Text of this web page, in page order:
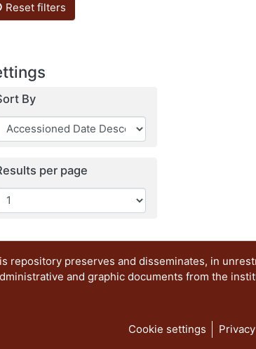
Reset filters
By
per page
repository preserves and disseminates, in
and graphic documents from the
Cookie settings